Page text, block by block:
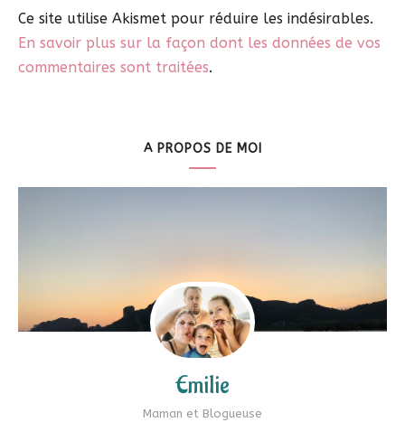
Ce site utilise Akismet pour réduire les indésirables.
En savoir plus sur la façon dont les données de vos
commentaires sont traitées.
A PROPOS DE MOI
Emilie
Maman et Blogueuse